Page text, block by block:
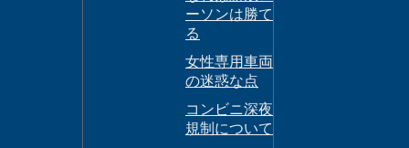
ーソンは勝て
る
女性専用車両
の迷惑な点
コンビニ深夜
規制について